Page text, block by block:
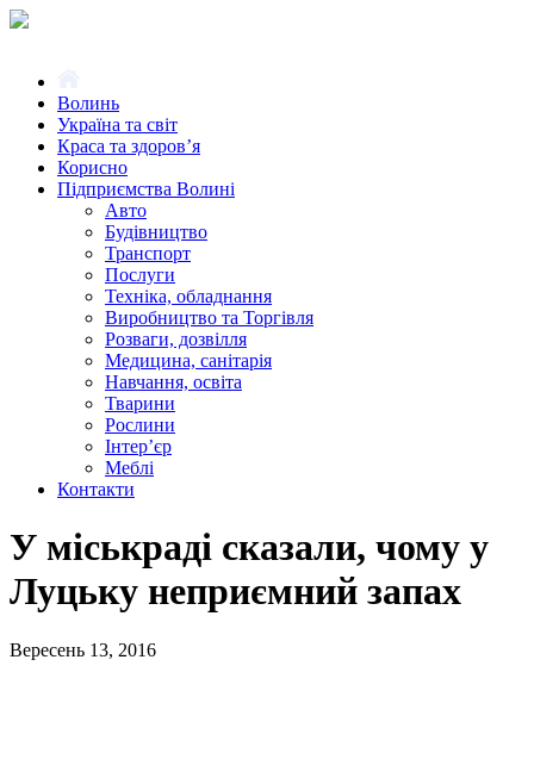
Волинь
Україна та світ
Краса та здоров’я
Корисно
Підприємства Волині
Авто
Будівництво
Транспорт
Послуги
Техніка, обладнання
Виробництво та Торгівля
Розваги, дозвілля
Медицина, санітарія
Навчання, освіта
Тварини
Рослини
Інтер’єр
Меблі
Контакти
У міськраді сказали, чому у
Луцьку неприємний запах
Вересень 13, 2016